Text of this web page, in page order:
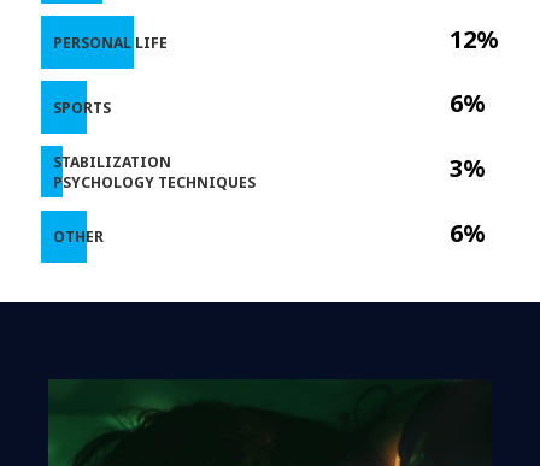
12%
6%
3%
6%
PERSONAL LIFE
SPORTS
STABILIZATION
PSYCHOLOGY TECHNIQUES
OTHER